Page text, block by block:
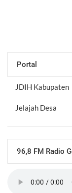
Portal
JDIH Kabupaten
Jelajah Desa
96,8 FM Radio